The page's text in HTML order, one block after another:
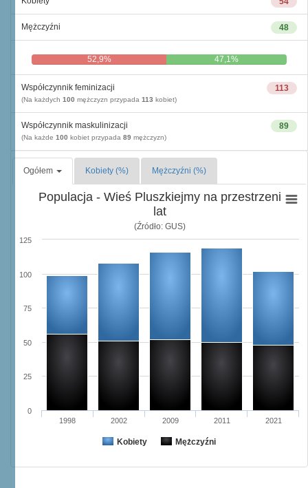
48
Mężczyźni
52,9% 47,1%
113
Współczynnik feminizacji
(Na każdych 100 mężczyzn przypada 113 kobiet)
89
Współczynnik maskulinizacji
(Na każde 100 kobiet przypada 89 mężczyzn)
Ogółem Kobiety (%) Mężczyźni (%)
Populacja - Wieś Pluszkiejmy na przestrzeni
lat
(Źródło: GUS)
Kobiety Mężczyźni
1998 2002 2009 2011 2021
0
25
50
75
100
125